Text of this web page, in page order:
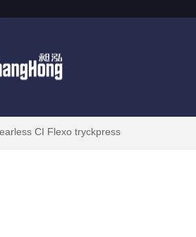
CI Flexo tryckpress